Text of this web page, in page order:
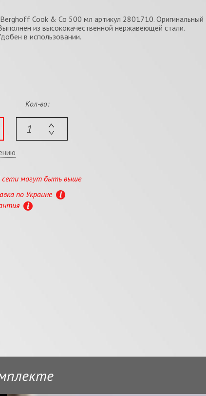
Cook & Co 500 мл артикул 2801710. Оригинальный
из высококачественной нержавеющей стали.
в использовании.
Кол-во:
сети могут быть выше
по Украине